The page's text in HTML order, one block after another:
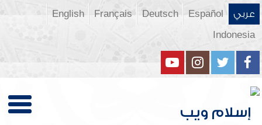
عربي Español
Deutsch
Français
English
Indonesia